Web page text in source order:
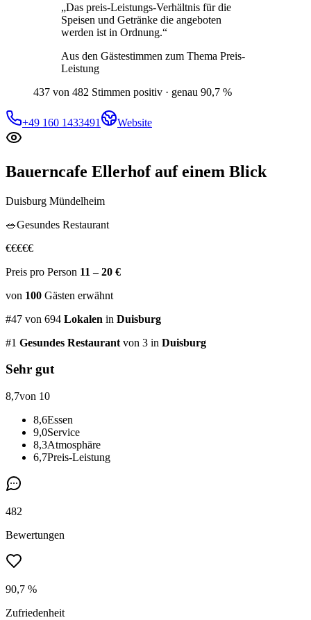
„Das preis-Leistungs-Verhältnis für die
Speisen und Getränke die angeboten
werden ist in Ordnung.“
Aus den Gästestimmen zum Thema Preis-
Leistung
437 von 482 Stimmen positiv · genau 90,7 %
+49 160 1433491 Website
Bauerncafe Ellerhofauf einem Blick
Duisburg Mündelheim
🥗Gesundes Restaurant
€€€€€
Preis pro Person 11 – 20 €
von 100 Gästen erwähnt
#47 von 694 Lokalen in Duisburg
#1 Gesundes Restaurant von 3 in Duisburg
Sehr gut
8,7von 10
8,6Essen
9,0Service
8,3Atmosphäre
6,7Preis-Leistung
482
Bewertungen
90,7 %
Zufriedenheit